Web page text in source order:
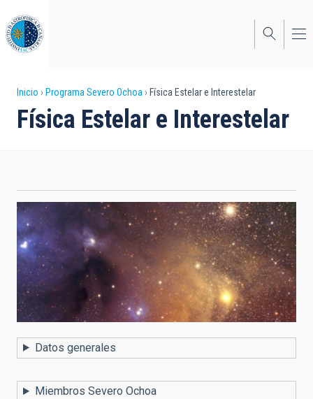
al
contenido
principal
Sobrescribir
enlaces
a
la
navegación
Inicio Programa Severo Ochoa Física Estelar e Interestelar
Física Estelar e Interestelar
Datos generales
Miembros Severo Ochoa